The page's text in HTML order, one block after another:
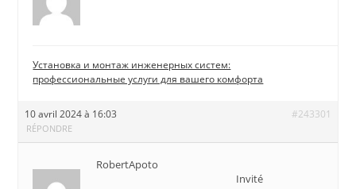
Установка и монтаж инженерных систем:
профессиональные услуги для вашего комфорта
10 avril 2024 à 16:03 #243301
RÉPONDRE
RobertApoto
Invité